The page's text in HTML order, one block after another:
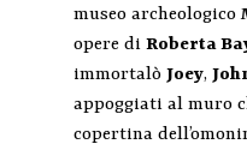
museo archeologico
opere di Roberta
immortalò Joey,
appoggiati al muro
copertina